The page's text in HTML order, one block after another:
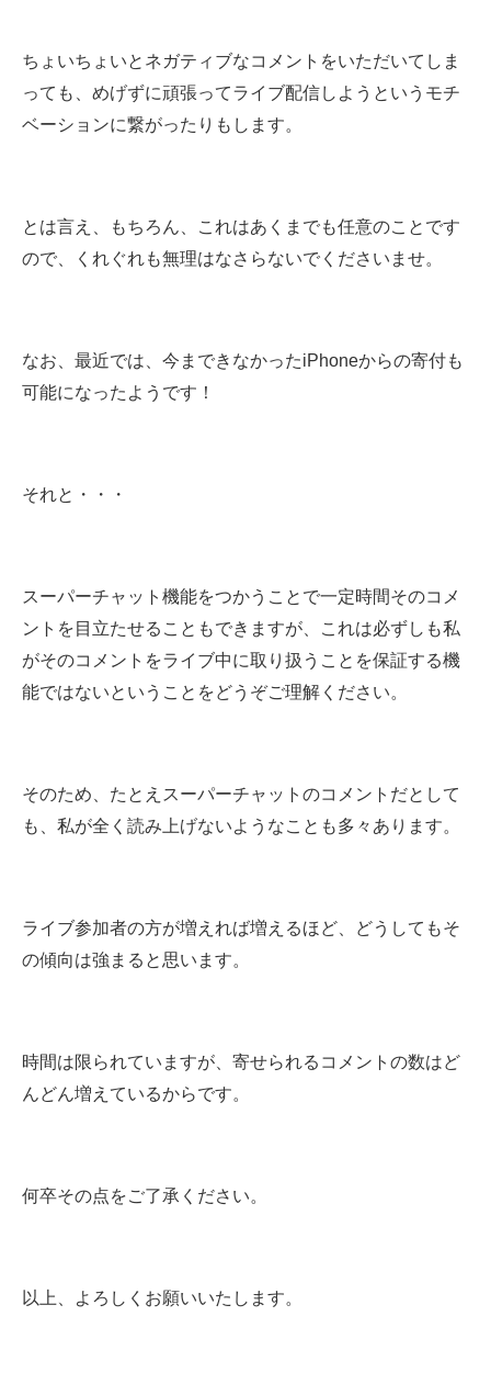
ちょいちょいとネガティブなコメントをいただいてしま
っても、めげずに頑張ってライブ配信しようというモチ
ベーションに繋がったりもします。
とは言え、もちろん、これはあくまでも任意のことです
ので、くれぐれも無理はなさらないでくださいませ。
なお、最近では、今まできなかったiPhoneからの寄付も
可能になったようです！
それと・・・
スーパーチャット機能をつかうことで一定時間そのコメ
ントを目立たせることもできますが、これは必ずしも私
がそのコメントをライブ中に取り扱うことを保証する機
能ではないということをどうぞご理解ください。
そのため、たとえスーパーチャットのコメントだとして
も、私が全く読み上げないようなことも多々あります。
ライブ参加者の方が増えれば増えるほど、どうしてもそ
の傾向は強まると思います。
時間は限られていますが、寄せられるコメントの数はど
んどん増えているからです。
何卒その点をご了承ください。
以上、よろしくお願いいたします。